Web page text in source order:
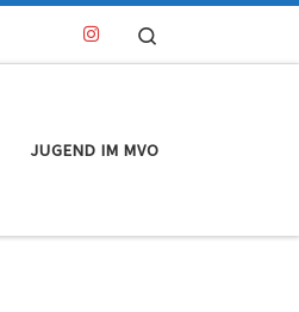
JUGEND IM MVO